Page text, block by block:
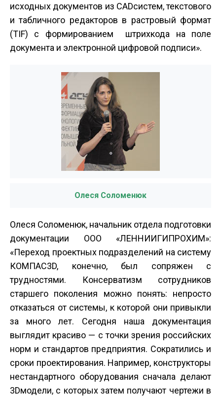
исходных документов из CAD­систем, текстового
и табличного редакторов в растровый формат
(TIF) с формированием штрих­кода на поле
документа и электронной цифровой подписи».
Олеся Соломенюк
Олеся Соломенюк, начальник отдела подготовки
документации ООО «ЛЕННИИГИПРОХИМ»:
«Переход проектных подразделений на систему
КОМПАС­3D, конечно, был сопряжен с
трудностями. Консерватизм сотрудников
старшего поколения можно понять: непросто
отказаться от системы, к которой они привыкли
за много лет. Сегодня наша документация
выглядит красиво — с точки зрения российских
норм и стандартов предприятия. Сократились и
сроки проектирования. Например, конструкторы
нестандартного оборудования сначала делают
3D­модели, с которых затем получают чертежи в